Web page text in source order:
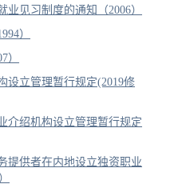
业见习制度的通知（2006）
）
）
设立管理暂行规定(2019修
介绍机构设立管理暂行规定
提供者在内地设立独资职业